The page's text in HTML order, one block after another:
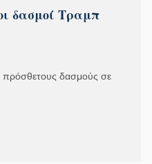
δασμοί Τραμπ
δασμούς σε